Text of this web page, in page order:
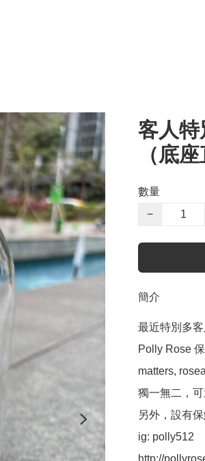
客人特
（底
數量
−
簡介
最近特別多
Polly Rose
matters,
獨一無二，
另外，設有
ig: polly512
http://